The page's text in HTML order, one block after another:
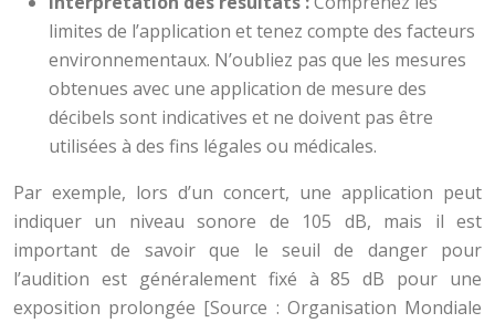
limites de l’application et tenez compte des facteurs
environnementaux. N’oubliez pas que les mesures
obtenues avec une application de mesure des
décibels sont indicatives et ne doivent pas être
utilisées à des fins légales ou médicales.
Par exemple, lors d’un concert, une application peut
indiquer un niveau sonore de 105 dB, mais il est
important de savoir que le seuil de danger pour
l’audition est généralement fixé à 85 dB pour une
exposition prolongée [Source : Organisation Mondiale